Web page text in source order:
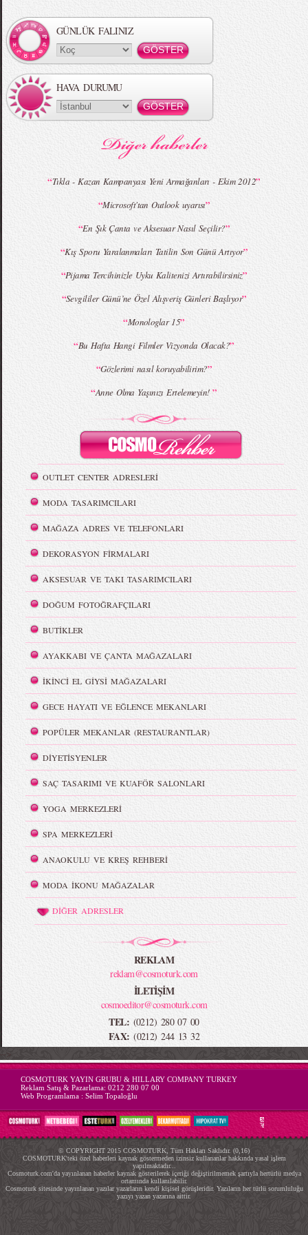
MBFWI - Gülçin Çengel 2015 Yaz
MBFWI - Zeynep Erdoğan 2015 Yaz
MBFWI - Giray Sepin 2015 Yaz Koleksiyonu MBFWI - Burçe Bekrek 2015 Yaz Koleksiyonu
GÜNLÜK FALINIZ
HAVA DURUMU
“Tıkla - Kazan Kampanyası Yeni Armağanları - Ekim 2012”
“Microsoft'tan Outlook uyarısı”
“En Şık Çanta ve Aksesuar Nasıl Seçilir?”
“Kış Sporu Yaralanmaları Tatilin Son Günü Artıyor”
“Pijama Tercihinizle Uyku Kalitenizi Artırabilirsiniz”
“Sevgililer Günü’ne Özel Alışveriş Günleri Başlıyor”
“Monologlar 15”
“Bu Hafta Hangi Filmler Vizyonda Olacak?”
“Gözlerimi nasıl koruyabilirim?”
“Anne Olma Yaşınızı Ertelemeyin!”
OUTLET CENTER ADRESLERİ
MODA TASARIMCILARI
MAĞAZA ADRES VE TELEFONLARI
DEKORASYON FİRMALARI
AKSESUAR VE TAKI TASARIMCILARI
DOĞUM FOTOĞRAFÇILARI
BUTİKLER
AYAKKABI VE ÇANTA MAĞAZALARI
İKİNCİ EL GİYSİ MAĞAZALARI
GECE HAYATI VE EĞLENCE MEKANLARI
POPÜLER MEKANLAR (RESTAURANTLAR)
DİYETİSYENLER
SAÇ TASARIMI VE KUAFÖR SALONLARI
YOGA MERKEZLERİ
SPA MERKEZLERİ
ANAOKULU VE KREŞ REHBERİ
MODA İKONU MAĞAZALAR
DİĞER ADRESLER
REKLAM
reklam@cosmoturk.com
İLETİŞİM
cosmoeditor@cosmoturk.com
TEL: (0212) 280 07 00
FAX: (0212) 244 13 32
-->
COSMOTURK YAYIN GRUBU & HILLARY COMPANY TURKEY
Reklam Satış & Pazarlama: 0212 280 07 00
Web Programlama : Selim Topaloğlu
© COPYRIGHT 2015 COSMOTURK, Tüm Hakları Saklıdır. (0,16)
COSMOTURK'teki özel haberleri kaynak göstermeden izinsiz kullananlar hakkında yasal işlem
yapılmaktadır...
Cosmoturk.com'da yayınlanan haberler kaynak gösterilerek içeriği değiştirilmemek şartıyla hertürlü medya
ortamında kullanılabilir.
Cosmoturk sitesinde yayınlanan yazılar yazarların kendi kişisel görüşleridir. Yazıların her türlü sorumluluğu
yazıyı yazan yazarına aittir.